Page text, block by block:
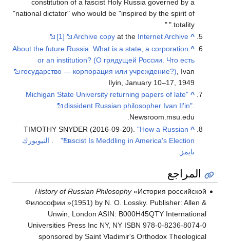
constitution of a fascist Holy Russia governed by a
"national dictator" who would be "inspired by the spirit of
totality."
^
[1] Archive copy at the Internet Archive
^
About the future Russia. What is a state, a corporation
or an institution? (О грядущей России. Что есть
государство — корпорация или учреждение?) , Ivan
Ilyin, January 10–17, 1949
^
"Michigan State University returning papers of late
dissident Russian philosopher Ivan Il'in".
Newsroom.msu.edu.
^
TIMOTHY SNYDER (2016-09-20)."How a Russian
Fascist Is Meddling in America's Election"
النيويورك
تايمز
المراجع
History of Russian Philosophy«История российской
Философии »(1951) by N. O. Lossky. Publisher: Allen &
Unwin, London ASIN: B000H45QTY International
Universities Press Inc NY, NY ISBN 978-0-8236-8074-0
sponsored by Saint Vladimir's Orthodox Theological